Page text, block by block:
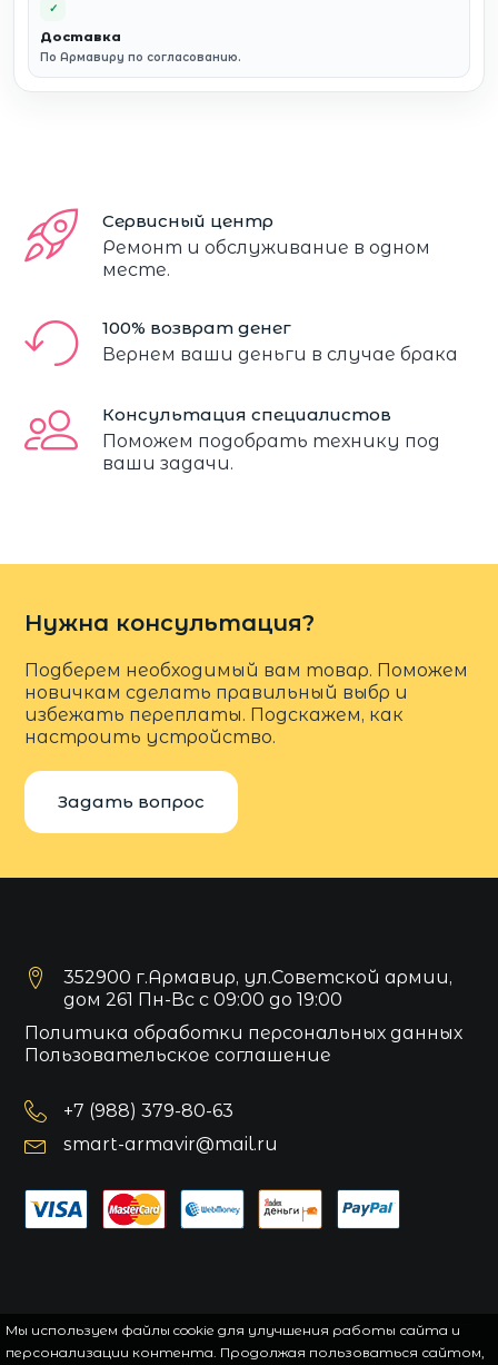
✓
Доставка
По Армавиру по согласованию.
Сервисный центр
Ремонт и обслуживание в одном
месте.
100% возврат денег
Вернем ваши деньги в случае брака
Консультация специалистов
Поможем подобрать технику под
ваши задачи.
Нужна консультация?
Подберем необходимый вам товар. Поможем
новичкам сделать правильный выбр и
избежать переплаты. Подскажем, как
настроить устройство.
Задать вопрос
352900 г.Армавир, ул.Советской армии,
дом 261 Пн-Вс с 09:00 до 19:00
Политика обработки персональных данных
Пользовательское соглашение
+7 (988) 379-80-63
smart-armavir@mail.ru
Мы используем файлы cookie для улучшения работы сайта и
персонализации контента. Продолжая пользоваться сайтом,